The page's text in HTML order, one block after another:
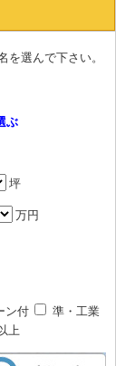
を選んで下さい。
ぶ
坪
万円
ン付
準・工業
上